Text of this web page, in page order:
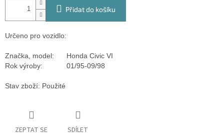
Přidat do košíku
Určeno pro vozidlo:
Značka, model:
Honda Civic VI
Rok výroby:
01/95-09/98
Stav zboží: Použité
ZEPTAT SE SDÍLET